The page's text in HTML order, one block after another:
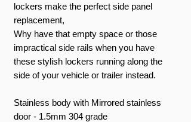
lockers make the perfect side panel
replacement,
Why have that empty space or those
impractical side rails when you have
these stylish lockers running along the
side of your vehicle or trailer instead.
Stainless body with Mirrored stainless
door - 1.5mm 304 grade